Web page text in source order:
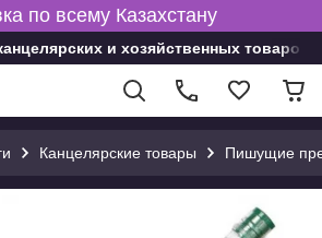
по всему Казахстану
и хозяйственных товаров
Канцелярские товары Пишущие